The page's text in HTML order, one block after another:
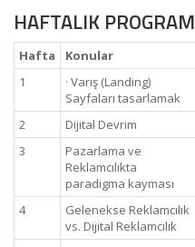
HAFTALIK PROGRAM
Hafta Konular
1
· Varış (Landing)
Sayfaları tasarlamak
2
Dijital Devrim
3
Pazarlama ve
Reklamcılıkta
paradigma kayması
4
Gelenekse Reklamcılık
vs. Dijital Reklamcılık